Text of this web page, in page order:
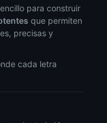
para construir
que permiten
precisas y
cada letra